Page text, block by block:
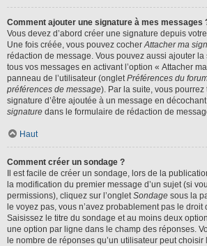
Comment ajouter une signature à mes messages
Vous devez d’abord créer une signature depuis
Une fois créée, vous pouvez cocherAttacher ma
rédaction de message. Vous pouvez aussi ajouter
tous vos messages en activant l’option « Attacher
panneau de l’utilisateur (ongletPréférences du
préférences de message). Par la suite, vous
signature d’être ajoutée à un message en
signature dans le formulaire de rédaction de
Haut
Comment créer un sondage ?
Il est facile de créer un sondage, lors de la
la modification du premier message d’un sujet (si
permissions), cliquez sur l’ongletSondage sous la
le voyez pas, vous n’avez probablement pas le
Saisissez le titre du sondage et au moins deux
une option par ligne dans le champ des réponses.
le nombre de réponses qu’un utilisateur peut